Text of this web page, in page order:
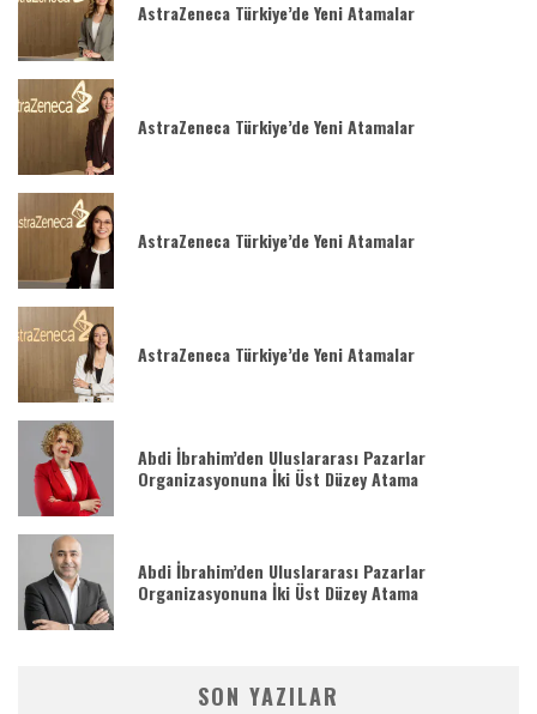
AstraZeneca Türkiye’de Yeni Atamalar
AstraZeneca Türkiye’de Yeni Atamalar
AstraZeneca Türkiye’de Yeni Atamalar
AstraZeneca Türkiye’de Yeni Atamalar
Abdi İbrahim’den Uluslararası Pazarlar
Organizasyonuna İki Üst Düzey Atama
Abdi İbrahim’den Uluslararası Pazarlar
Organizasyonuna İki Üst Düzey Atama
SON YAZILAR